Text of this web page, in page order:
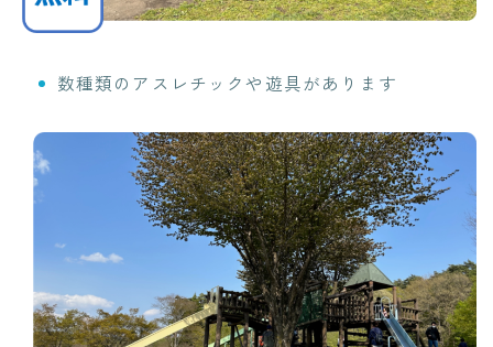
数種類のアスレチックや遊具があります